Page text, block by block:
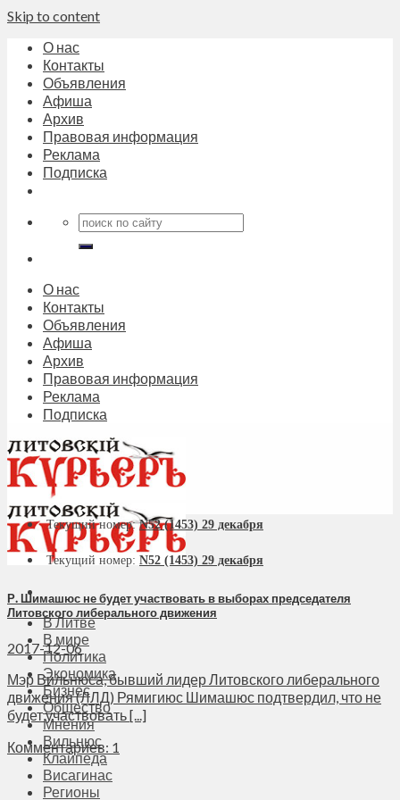
Skip to content
О нас
Контакты
Объявления
Афиша
Архив
Правовая информация
Реклама
Подписка
О нас
Контакты
Объявления
Афиша
Архив
Правовая информация
Реклама
Подписка
В Литве
В мире
Политика
Экономика
Бизнес
Общество
Мнения
Вильнюс
Клайпеда
Висагинас
Регионы
Текущий номер:N52 (1453) 29 декабря
Текущий номер: N52 (1453) 29 декабря
Р. Шимашюс не будет участвовать в выборах председателя
Литовского либерального движения
2017-12-06
Мэр Вильнюса, бывший лидер Литовского либерального
движения (ЛЛД) Рямигиюс Шимашюс подтвердил, что не
будет участвовать [...]
Комментариев: 1